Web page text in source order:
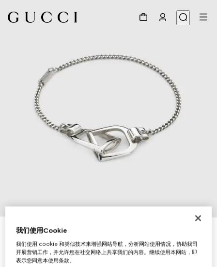
Gucci Staffa系列坠饰手链
€ 390
我们使用Cookie
我们使用 cookie 和类似技术来增强网站导航，分析网站使用情况，协助我司
开展营销工作，并允许您在社交网络上共享我们的内容。继续使用本网站，即
表示您同意本使用条款。